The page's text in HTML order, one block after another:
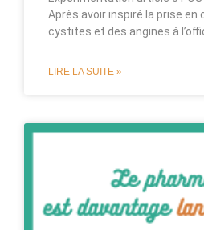
Après avoir inspiré la prise en
cystites et des angines à
LIRE LA SUITE »